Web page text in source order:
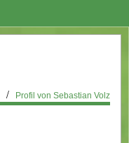
Profil von Sebastian Volz